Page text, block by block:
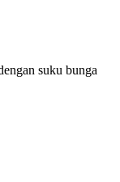
suku bunga